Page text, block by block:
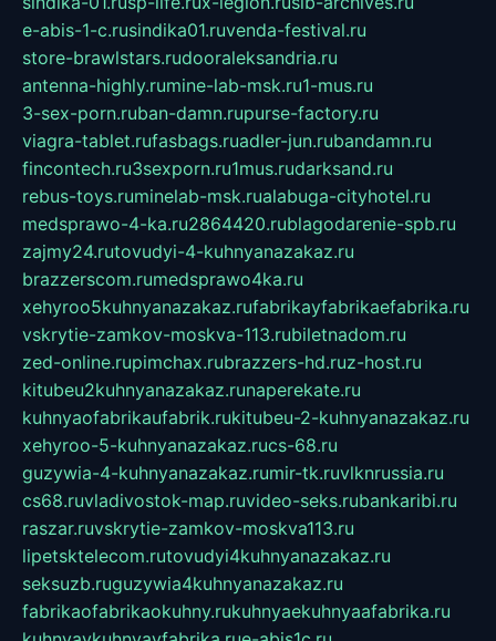
e-abis-1-c.rusindika01.ruvenda-festival.ru
store-brawlstars.rudooraleksandria.ru
antenna-highly.rumine-lab-msk.ru1-mus.ru
3-sex-porn.ruban-damn.rupurse-factory.ru
viagra-tablet.rufasbags.ruadler-jun.rubandamn.ru
fincontech.ru3sexporn.ru1mus.rudarksand.ru
rebus-toys.ruminelab-msk.rualabuga-cityhotel.ru
medsprawo-4-ka.ru2864420.rublagodarenie-spb.ru
zajmy24.rutovudyi-4-kuhnyanazakaz.ru
brazzerscom.rumedsprawo4ka.ru
xehyroo5kuhnyanazakaz.rufabrikayfabrikaefabrika.ru
vskrytie-zamkov-moskva-113.rubiletnadom.ru
zed-online.rupimchax.rubrazzers-hd.ruz-host.ru
kitubeu2kuhnyanazakaz.runaperekate.ru
kuhnyaofabrikaufabrik.rukitubeu-2-kuhnyanazakaz.ru
xehyroo-5-kuhnyanazakaz.rucs-68.ru
guzywia-4-kuhnyanazakaz.rumir-tk.ruvlknrussia.ru
cs68.ruvladivostok-map.ruvideo-seks.rubankaribi.ru
raszar.ruvskrytie-zamkov-moskva113.ru
lipetsktelecom.rutovudyi4kuhnyanazakaz.ru
seksuzb.ruguzywia4kuhnyanazakaz.ru
fabrikaofabrikaokuhny.rukuhnyaekuhnyaafabrika.ru